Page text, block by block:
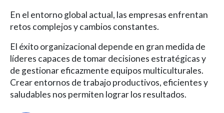
En el entorno global actual, las empresas enfrentan
retos complejos y cambios constantes.
El éxito organizacional depende en gran medida de
líderes capaces de tomar decisiones estratégicas y
de gestionar eficazmente equipos multiculturales.
Crear entornos de trabajo productivos, eficientes y
saludables nos permiten lograr los resultados.